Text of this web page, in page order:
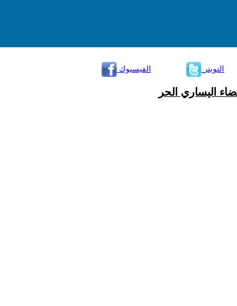
الفيسبوك
التويتر
اليساري الحر